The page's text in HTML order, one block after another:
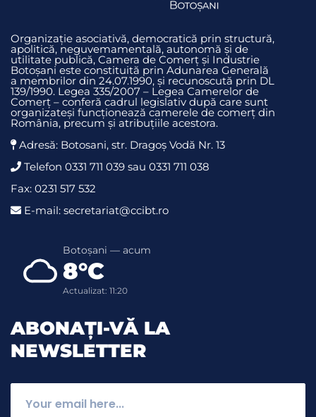
Organizație asociativă, democratică prin structură,
apolitică, neguvemamentală, autonomă și de
utilitate publică, Camera de Comerț și Industrie
Botoșani este constituită prin Adunarea Generală
a membrilor din 24.07.1990, și recunoscută prin DL
139/1990. Legea 335/2007 – Legea Camerelor de
Comerț – conferă cadrul legislativ după care sunt
organizateși funcționează camerele de comerț din
România, precum și atribuțiile acestora.
Adresă: Botosani, str. Dragoş Vodă Nr. 13
Telefon 0331 711 039 sau 0331 711 038
Fax: 0231 517 532
E-mail: secretariat@ccibt.ro
Botoșani — acum
8°C
Actualizat: 11:20
ABONAȚI-VĂ LA
NEWSLETTER